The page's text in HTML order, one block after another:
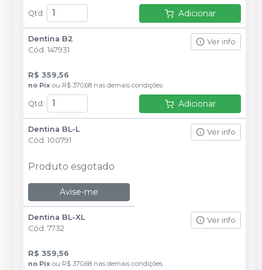
Qtd : Adicionar
Dentina B2
Cód. 147931
Ver info
R$ 359,56
no Pix ou R$ 370,68 nas demais condições
Qtd : Adicionar
Dentina BL-L
Cód. 100791
Ver info
Produto esgotado
Avise-me
Dentina BL-XL
Cód. 7732
Ver info
R$ 359,56
no Pix ou R$ 370,68 nas demais condições